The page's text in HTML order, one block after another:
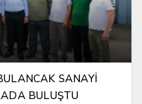
SANAYİ
BULUŞTU